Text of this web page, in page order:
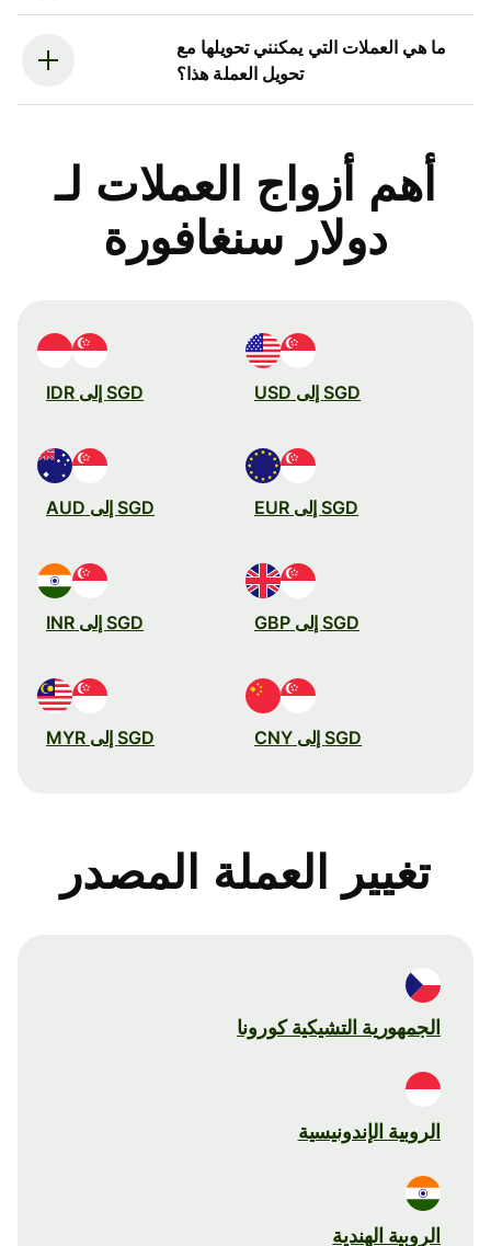
ما هي العملات التي يمكنني تحويلها مع
تحويل العملة هذا؟
أهم أزواج العملات لـ
دولار سنغافورة
SGD إلى USD SGD إلى IDR
SGD إلى EUR SGD إلى AUD
SGD إلى GBP SGD إلى INR
SGD إلى CNY SGD إلى MYR
تغيير العملة المصدر
الجمهورية التشيكية كورونا
الروبية الإندونيسية
الروبية الهندية